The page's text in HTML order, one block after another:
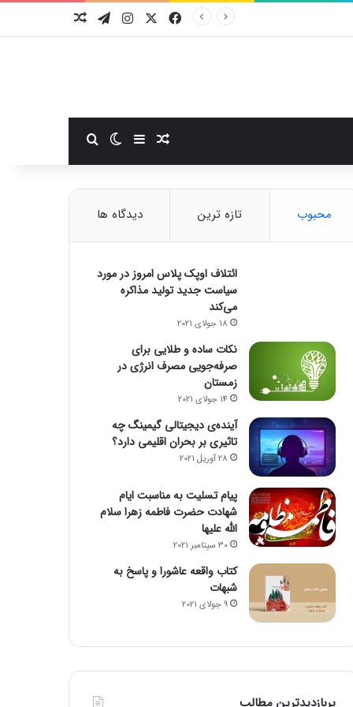
فیسبوکایکس اینستاگرام
تلگرام
نوشته تصادفی
سایدبارتغییر پوسته
محبوب تازه ترین دیدگاه ها
ائتلاف اوپک پلاس امروز در مورد
سیاست جدید تولید مذاکره
می‌کند
18 جولای 2021
نکات ساده و طلایی برای
صرفه‌جویی مصرف انرژی در
زمستان
14 جولای 2021
آینده‌ی دیجیتالی گیمینگ چه
تاثیری بر بحران اقلیمی دارد؟
28 آوریل 2021
پیام تسلیت به مناسبت ایام
شهادت حضرت فاطمه زهرا سلام
الله علیها
30 سپتامبر 2021
کتاب واقعه عاشورا و پاسخ به
شبهات
9 جولای 2021
پربازدیدترین مطالب